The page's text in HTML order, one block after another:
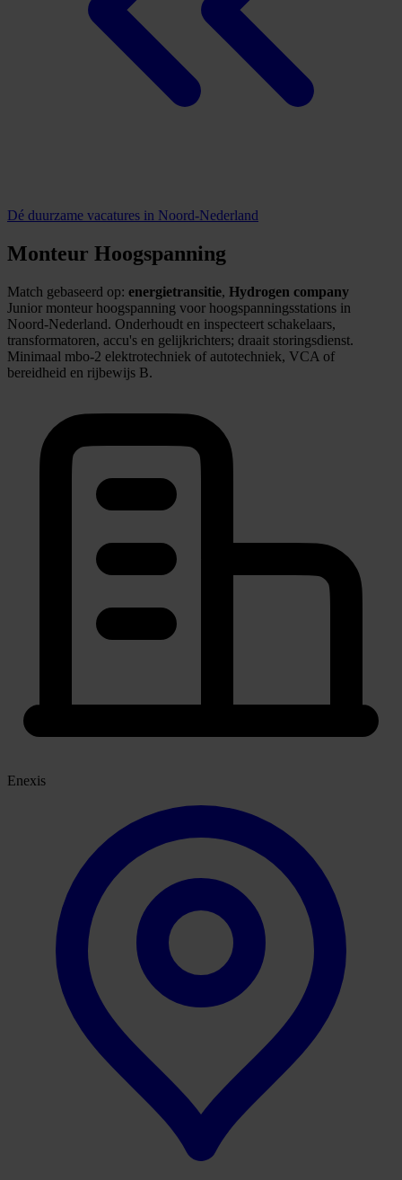
Dé duurzame vacatures in Noord-Nederland
Monteur Hoogspanning
Match gebaseerd op: energietransitie, Hydrogen company
Junior monteur hoogspanning voor hoogspanningsstations in
Noord-Nederland. Onderhoudt en inspecteert schakelaars,
transformatoren, accu's en gelijkrichters; draait storingsdienst.
Minimaal mbo‑2 elektrotechniek of autotechniek, VCA of
bereidheid en rijbewijs B.
Enexis